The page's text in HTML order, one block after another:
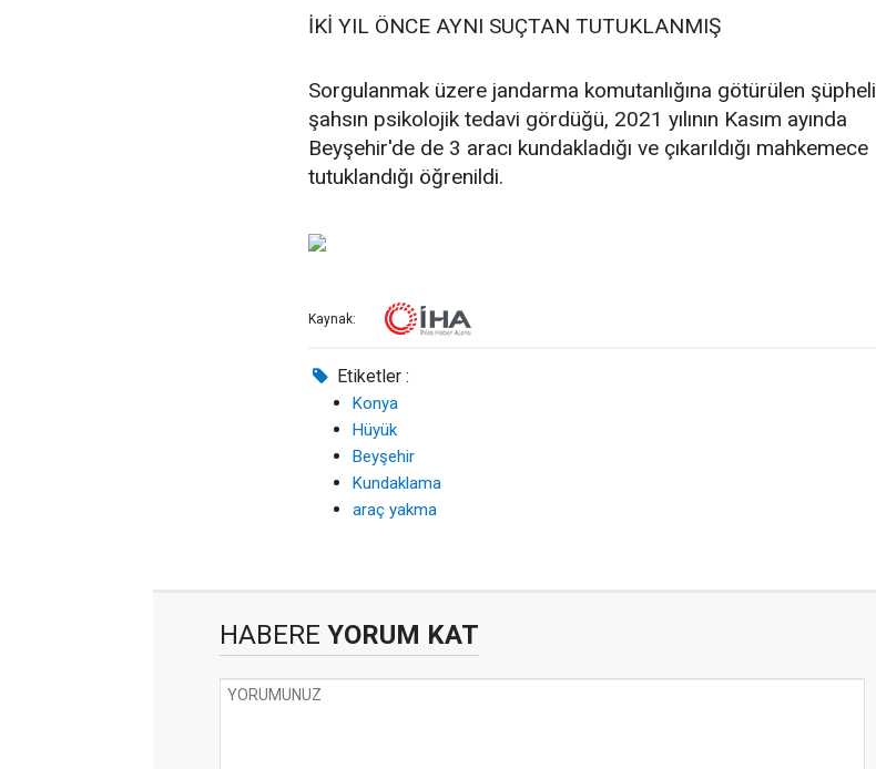
İKİ YIL ÖNCE AYNI SUÇTAN TUTUKLANMIŞ
Sorgulanmak üzere jandarma komutanlığına götürülen şüpheli
şahsın psikolojik tedavi gördüğü, 2021 yılının Kasım ayında
Beyşehir'de de 3 aracı kundakladığı ve çıkarıldığı mahkemece
tutuklandığı öğrenildi.
Kaynak:
Etiketler :
Konya
Hüyük
Beyşehir
Kundaklama
araç yakma
HABERE YORUM KAT